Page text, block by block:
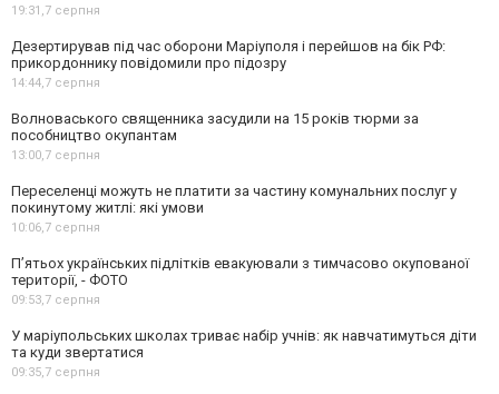
19:31,7 серпня
Дезертирував під час оборони Маріуполя і перейшов на бік РФ:
прикордоннику повідомили про підозру
14:44,7 серпня
Волноваського священника засудили на 15 років тюрми за
пособництво окупантам
13:00,7 серпня
Переселенці можуть не платити за частину комунальних послуг у
покинутому житлі: які умови
10:06,7 серпня
П’ятьох українських підлітків евакуювали з тимчасово окупованої
території, - ФОТО
09:53,7 серпня
У маріупольських школах триває набір учнів: як навчатимуться діти
та куди звертатися
09:35,7 серпня